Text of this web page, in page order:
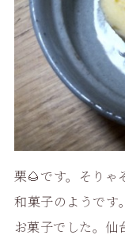
栗🌰です。そりゃ
和菓子のようです
お菓子でした。仙